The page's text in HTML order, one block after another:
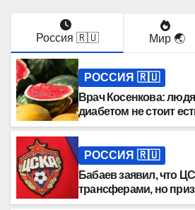
Россия 🇷🇺 Мир 🌏
РОССИЯ 🇷🇺
Врач Косенкова:
диабетом не стоит
часто
РОССИЯ 🇷🇺
Бабаев заявил, что
трансферами, но
крайних